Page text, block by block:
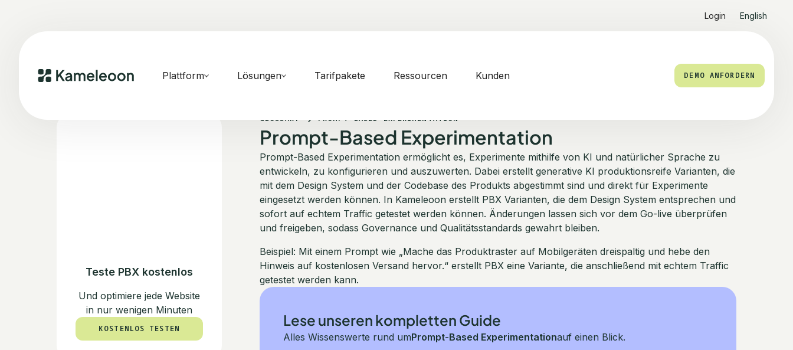
Login English
Plattform Lösungen Tarifpakete Ressourcen Kunden DEMO ANFORDERN
Teste PBX kostenlos
Und optimiere jede Website
in nur wenigen Minuten
KOSTENLOS TESTEN
GLOSSARY PROMPT-BASED EXPERIMENTATION
Prompt-Based Experimentation
Prompt-Based Experimentation ermöglicht es, Experimente mithilfe von KI und natürlicher Sprache zu
entwickeln, zu konfigurieren und auszuwerten. Dabei erstellt generative KI produktionsreife Varianten, die
mit dem Design System und der Codebase des Produkts abgestimmt sind und direkt für Experimente
eingesetzt werden können. In Kameleoon erstellt PBX Varianten, die dem Design System entsprechen und
sofort auf echtem Traffic getestet werden können. Änderungen lassen sich vor dem Go-live überprüfen
und freigeben, sodass Governance und Qualitätsstandards gewahrt bleiben.
Beispiel: Mit einem Prompt wie „Mache das Produktraster auf Mobilgeräten dreispaltig und hebe den
Hinweis auf kostenlosen Versand hervor.“ erstellt PBX eine Variante, die anschließend mit echtem Traffic
getestet werden kann.
Lese unseren kompletten Guide
Alles Wissenswerte rund umPrompt-Based Experimentationauf einen Blick.